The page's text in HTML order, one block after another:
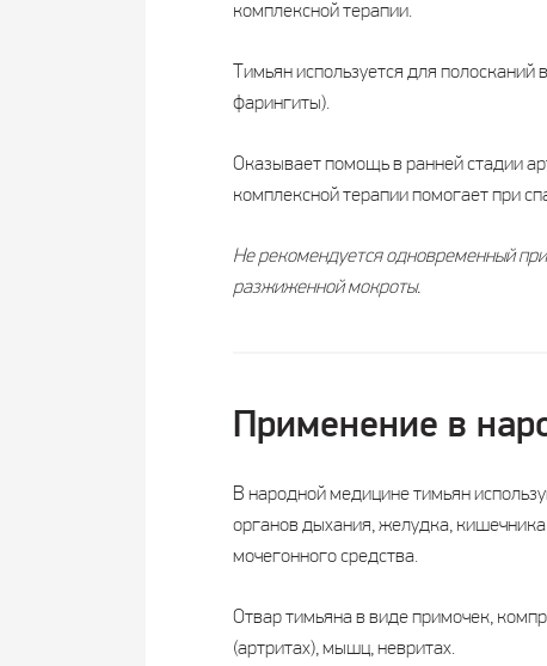
комплексной терапии.
Тимьян используется для
фарингиты).
Оказывает помощь в ранней стадии
комплексной терапии помогает при
Не рекомендуется одновременный
разжиженной мокроты.
Применение в
В народной медицине тимьян
органов дыхания, желудка,
мочегонного средства.
Отвар тимьяна в виде примочек,
(артритах), мышц, невритах.